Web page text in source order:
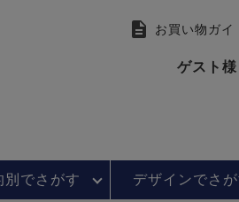
お買い物ガイ
ゲスト様
別でさがす デザインでさ